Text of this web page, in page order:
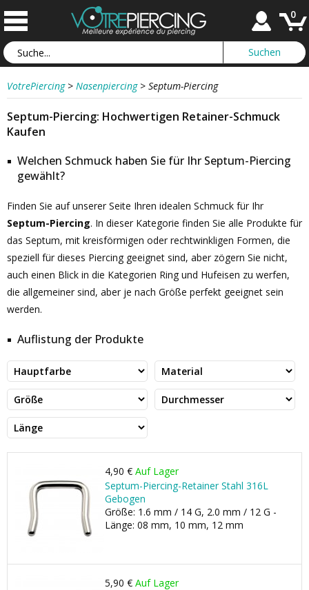
0
VotrePiercing > Nasenpiercing > Septum-Piercing
Septum-Piercing: Hochwertigen Retainer-Schmuck
Kaufen
Welchen Schmuck haben Sie für Ihr Septum-Piercing
gewählt?
Finden Sie auf unserer Seite Ihren idealen Schmuck für Ihr
Septum-Piercing. In dieser Kategorie finden Sie alle Produkte für
das Septum, mit kreisförmigen oder rechtwinkligen Formen, die
speziell für dieses Piercing geeignet sind, aber zögern Sie nicht,
auch einen Blick in die Kategorien Ring und Hufeisen zu werfen,
die allgemeiner sind, aber je nach Größe perfekt geeignet sein
werden.
Auflistung der Produkte
4,90 € Auf Lager
Septum-Piercing-Retainer Stahl 316L
Gebogen
Größe: 1.6 mm / 14 G, 2.0 mm / 12 G -
Länge: 08 mm, 10 mm, 12 mm
5,90 € Auf Lager